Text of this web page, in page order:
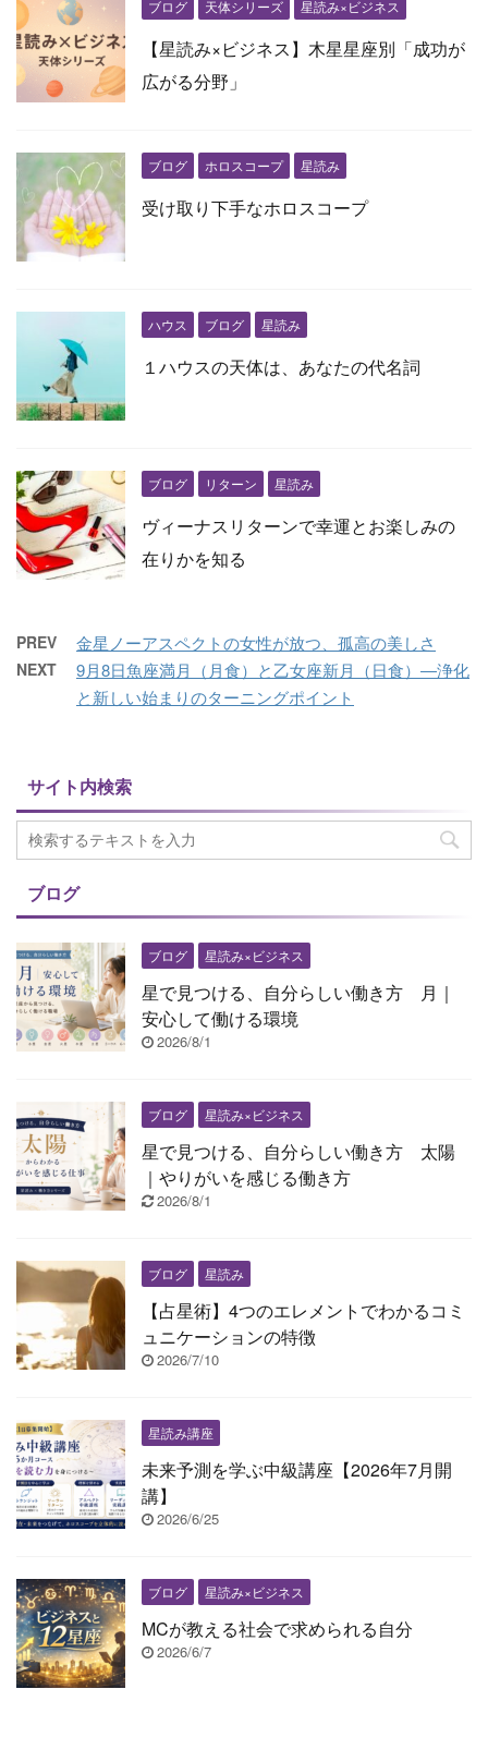
ブログ 天体シリーズ 星読み×ビジネス
【星読み×ビジネス】木星星座別「成功が
広がる分野」
ブログ ホロスコープ 星読み
受け取り下手なホロスコープ
ハウス ブログ 星読み
１ハウスの天体は、あなたの代名詞
ブログ リターン 星読み
ヴィーナスリターンで幸運とお楽しみの
在りかを知る
PREV 金星ノーアスペクトの女性が放つ、孤高の美しさ
NEXT
9月8日魚座満月（月食）と乙女座新月（日食）―浄化
と新しい始まりのターニングポイント
サイト内検索
ブログ
ブログ 星読み×ビジネス
星で見つける、自分らしい働き方 月｜
安心して働ける環境
2026/8/1
ブログ 星読み×ビジネス
星で見つける、自分らしい働き方 太陽
｜やりがいを感じる働き方
2026/8/1
ブログ 星読み
【占星術】4つのエレメントでわかるコミ
ュニケーションの特徴
2026/7/10
星読み講座
未来予測を学ぶ中級講座【2026年7月開
講】
2026/6/25
ブログ 星読み×ビジネス
MCが教える社会で求められる自分
2026/6/7